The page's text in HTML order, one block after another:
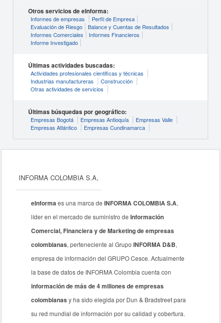
Otros servicios de eInforma:
Informes de empresas
Perfil de Empresa
Evaluación de Riesgo
Balance y Cuentas de Resultados
Informes Comerciales
Informes Financieros
Informe Investigado
Últimas actividades buscadas:
Actividades profesionales cientificas y técnicas
Industrias manufactureras
Construcción
Otras actividades de servicios
Últimas búsquedas por geográfico:
Empresas Bogotá Empresas Antioquía
Empresas Valle
Empresas Atlántico
Empresas Cundinamarca
INFORMA COLOMBIA S.A,
eInformaes una marca deINFORMA COLOMBIA S.A,
líder en el mercado de suministro deInformación
Comercial, Financiera y de Marketing de empresas
colombianas, perteneciente al GrupoINFORMA D&B,
empresa de información del GRUPO Cesce. Actualmente
la base de datos de INFORMA Colombia cuenta con
información de más de 4 millones de empresas
colombianas y ha sido elegida por Dun & Bradstreet para
su red mundial de información por su calidad y cobertura.